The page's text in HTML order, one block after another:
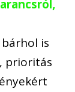
is
prioritás